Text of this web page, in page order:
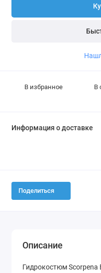
В избранное В
Информация о доставке
Поделиться
Описание
Гидрокостюм Scorpena